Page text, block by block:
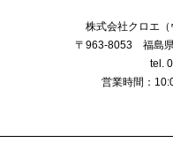
株式会社クロエ（
〒963-8053 福島
tel.
営業時間：